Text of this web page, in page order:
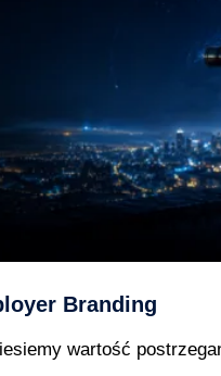
Branding
wartość